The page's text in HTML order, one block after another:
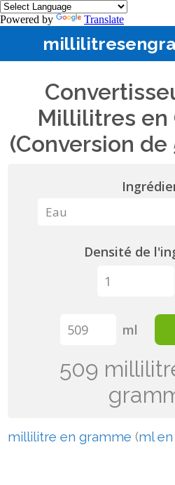
Powered by Translate
Millilitres en
(Conversion
Densité de
ml
509
millilitre en gramme (ml